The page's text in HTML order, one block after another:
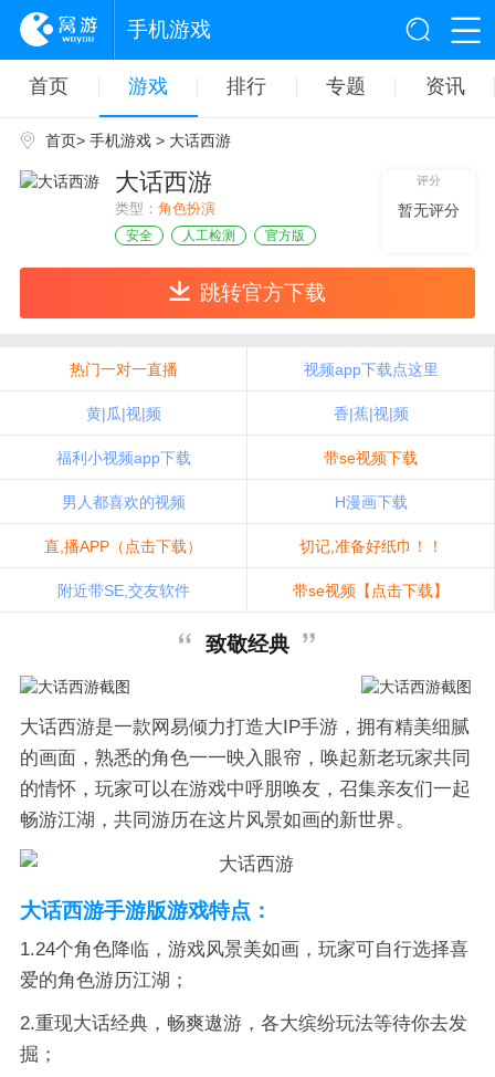
手机游戏
首页 游戏 排行 专题 资讯
首页> 手机游戏> 大话西游
大话西游
类型： 角色扮演
安全 人工检测 官方版
评分
暂无评分
跳转官方下载
热门一对一直播 视频app下载点这里
黄|瓜|视|频 香|蕉|视|频
福利小视频app下载 带se视频下载
男人都喜欢的视频 H漫画下载
直,播APP（点击下载） 切记,准备好纸巾！！
附近带SE,交友软件 带se视频【点击下载】
致敬经典
大话西游是一款网易倾力打造大IP手游，拥有精美细腻
的画面，熟悉的角色一一映入眼帘，唤起新老玩家共同
的情怀，玩家可以在游戏中呼朋唤友，召集亲友们一起
畅游江湖，共同游历在这片风景如画的新世界。
大话西游手游版游戏特点：
1.24个角色降临，游戏风景美如画，玩家可自行选择喜
爱的角色游历江湖；
2.重现大话经典，畅爽遨游，各大缤纷玩法等待你去发
掘；